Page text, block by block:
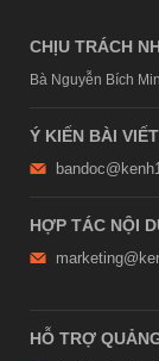
CHỊU TRÁCH
Bà Nguyễn Bích
Ý KIẾN BÀI VIẾT
HỢP TÁC NỘI
HỖ TRỢ